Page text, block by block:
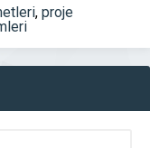
, proje